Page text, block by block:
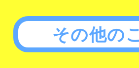
その他の